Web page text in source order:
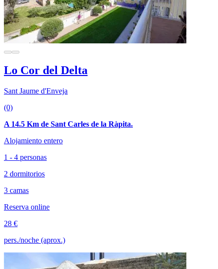
Lo Cor del Delta
Sant Jaume d'Enveja
(0)
A 14.5 Km de Sant Carles de la Ràpita.
Alojamiento entero
1 - 4 personas
2 dormitorios
3 camas
Reserva online
28 €
pers./noche (aprox.)